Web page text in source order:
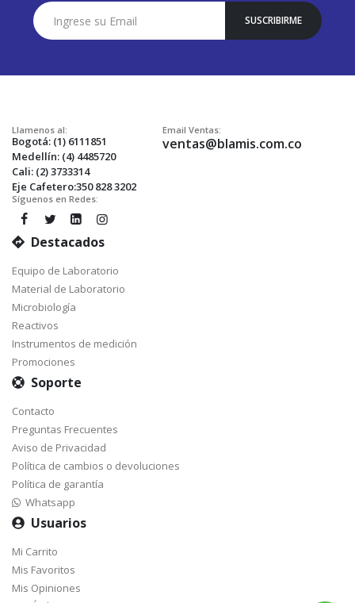
Suscríbase
a
Nuestro
SUSCRIBIRME
Llamenos al:
Bogotá: (1) 6111851
Medellín: (4) 4485720
Cali: (2) 3733314
Eje Cafetero:350 828 3202
Email Ventas:
ventas@blamis.com.co
Síguenos en Redes:
Destacados
Equipo de Laboratorio
Material de Laboratorio
Microbiología
Reactivos
Instrumentos de medición
Promociones
Soporte
Contacto
Preguntas Frecuentes
Aviso de Privacidad
Política de cambios o devoluciones
Política de garantía
Whatsapp
Usuarios
Mi Carrito
Mis Favoritos
Mis Opiniones